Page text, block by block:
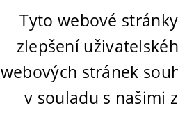
Tyto webové
zlepšení
webových stránek
v souladu s našimi